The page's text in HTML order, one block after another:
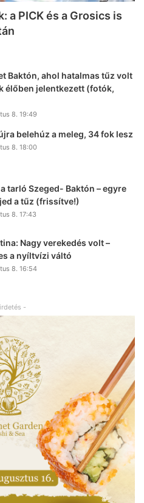
a PICK és a Grosics is
Baktón, ahol hatalmas tűz volt
élőben jelentkezett (fotók,
8. 19:49
belehúz a meleg, 34 fok lesz
8. 18:00
tarló Szeged- Baktón – egyre
a tűz (frissítve!)
8. 17:43
Nagy verekedés volt –
a nyíltvízi váltó
8. 16:54
-